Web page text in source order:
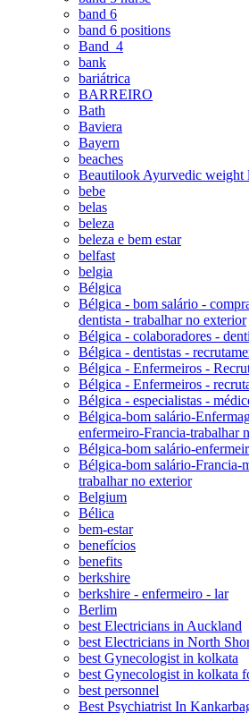
band 6
band 6 positions
Band_4
bank
bariátrica
BARREIRO
Bath
Baviera
Bayern
beaches
Beautilook Ayurvedic weight
bebe
belas
beleza
beleza e bem estar
belfast
belgia
Bélgica
Bélgica - bom salário -
dentista - trabalhar no exterior
Bélgica - colaboradores -
Bélgica - dentistas -
Bélgica - Enfermeiros -
Bélgica - Enfermeiros -
Bélgica - especialistas -
Bélgica-bom salário-
enfermeiro-Francia-trabalhar
Bélgica-bom salário-
Bélgica-bom salário-Francia-
trabalhar no exterior
Belgium
Bélica
bem-estar
benefícios
benefits
berkshire
berkshire - enfermeiro - lar
Berlim
best Electricians in Auckland
best Electricians in North
best Gynecologist in kolkata
best Gynecologist in kolkata
best personnel
Best Psychiatrist In